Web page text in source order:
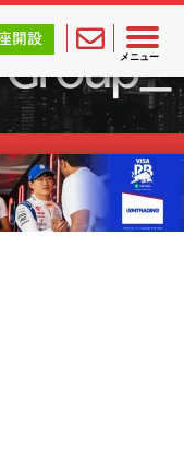
メニュー
の無料口座開設サポ
開設